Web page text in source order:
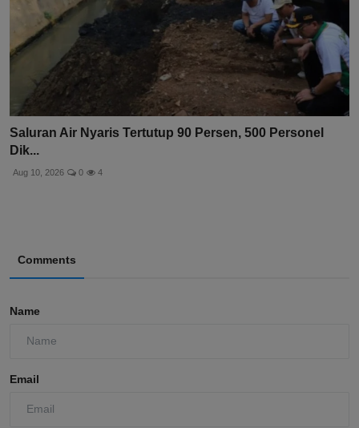
Saluran Air Nyaris Tertutup 90 Persen, 500 Personel
Dik...
Aug 10, 2026 0 4
Comments
Name
Email